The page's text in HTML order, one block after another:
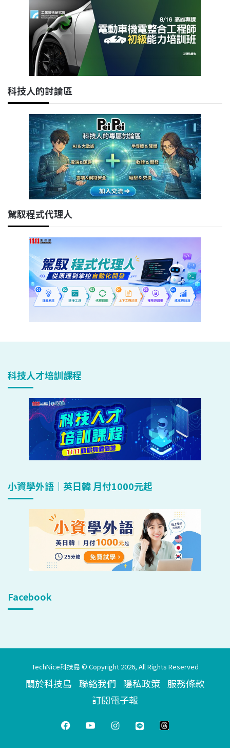
科技人的討論區
駕馭程式代理人
科技人才培訓課程
小資學外語｜英日韓 月付1000元起
Facebook
TechNice科技島 © Copyright 2026, All Rights Reserved
關於科技島 聯絡我們 隱私政策 服務條款
訂閱電子報